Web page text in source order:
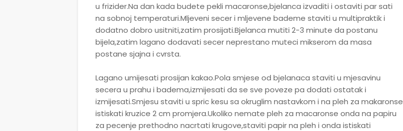
u frizider.Na dan kada budete pekli macaronse,bjelanca izvaditi i ostaviti par sati
na sobnoj temperaturi.Mljeveni secer i mljevene bademe staviti u multipraktik i
dodatno dobro usitniti,zatim prosijati.Bjelanca mutiti 2-3 minute da postanu
bijela,zatim lagano dodavati secer neprestano muteci mikserom da masa
postane sjajna i cvrsta.
Lagano umijesati prosijan kakao.Pola smjese od bjelanaca staviti u mjesavinu
secera u prahu i badema,izmijesati da se sve poveze pa dodati ostatak i
izmijesati.Smjesu staviti u spric kesu sa okruglim nastavkom i na pleh za makaronse
istiskati kruzice 2 cm promjera.Ukoliko nemate pleh za macaronse onda na papiru
za pecenje prethodno nacrtati krugove,staviti papir na pleh i onda istiskati